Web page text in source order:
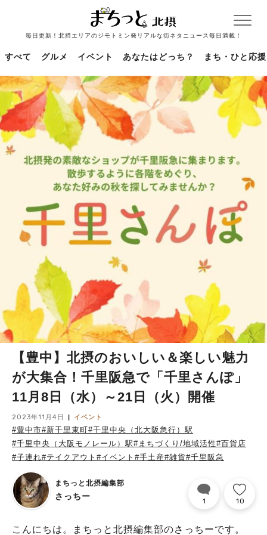
毎日更新！北摂エリアのジモトミン発リアルな街ネタニュース毎日満載！
すべて グルメ イベント あなたはどっち？ まち・ひと応援
【豊中】北摂のおいしい＆楽しい魅力
が大集合！千里阪急で「千里さんぽ」
11月8日（水）～21日（火）開催
2023年11月4日 イベント
#豊中市#新千里東町#千里中央（北大阪急行）駅
#千里中央（大阪モノレール）駅#まちづくり/地域活性#百貨店
#子連れ#テイクアウト #イベント #手土産#雑貨#千里阪急
まちっと北摂編集部
さっちー 1 10
こんにちは。まちっと北摂編集部のさっちーです。